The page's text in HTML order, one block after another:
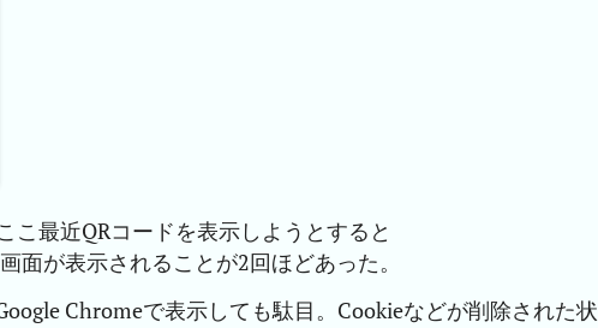
最近QRコードを表示しようとすると
面が表示されることが2回ほどあった。
Chromeで表示しても駄目。Cookieなどが削除された状